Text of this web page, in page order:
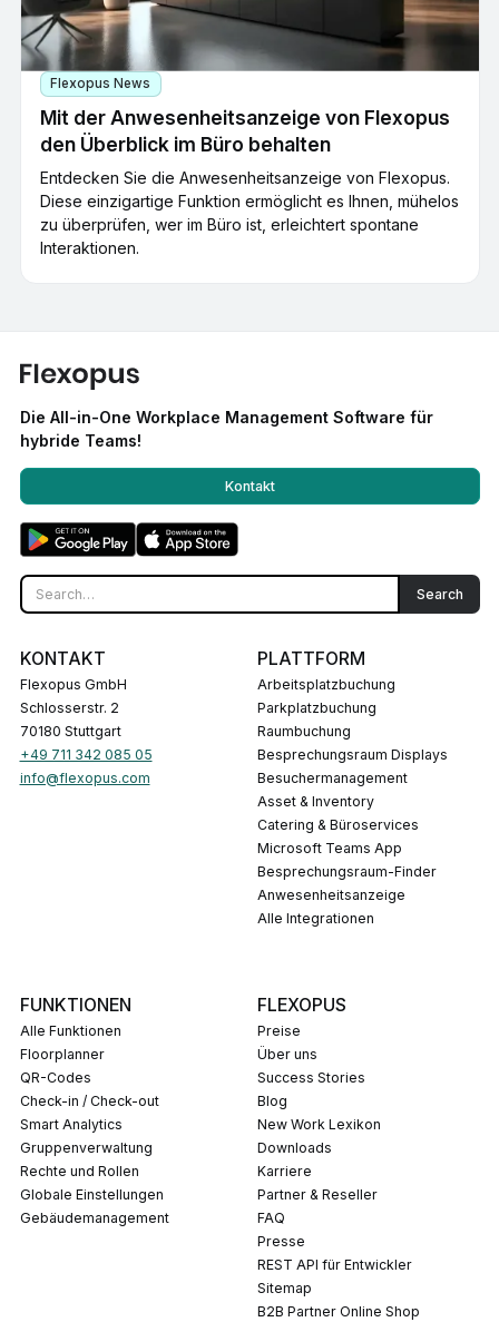
Flexopus News
Mit der Anwesenheitsanzeige von Flexopus
den Überblick im Büro behalten
Entdecken Sie die Anwesenheitsanzeige von Flexopus.
Diese einzigartige Funktion ermöglicht es Ihnen, mühelos
zu überprüfen, wer im Büro ist, erleichtert spontane
Interaktionen.
Die All-in-One Workplace Management Software für
hybride Teams!
Kontakt
KONTAKT
Flexopus GmbH
Schlosserstr. 2
70180 Stuttgart
+49 711 342 085 05
info@flexopus.com
PLATTFORM
Arbeitsplatzbuchung
Parkplatzbuchung
Raumbuchung
Besprechungsraum Displays
Besuchermanagement
Asset & Inventory
Catering & Büroservices
Microsoft Teams App
Besprechungsraum-Finder
Anwesenheitsanzeige
Alle Integrationen
FUNKTIONEN
Alle Funktionen
Floorplanner
QR-Codes
Check-in / Check-out
Smart Analytics
Gruppenverwaltung
Rechte und Rollen
Globale Einstellungen
Gebäudemanagement
FLEXOPUS
Preise
Über uns
Success Stories
Blog
New Work Lexikon
Downloads
Karriere
Partner & Reseller
FAQ
Presse
REST API für Entwickler
Sitemap
B2B Partner Online Shop